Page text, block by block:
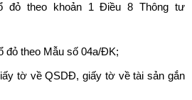
đỏ theo khoản 1 Điều 8 Thông tư
đỏ theo Mẫu số 04a/ĐK;
tờ về QSDĐ, giấy tờ về tài sản gắn